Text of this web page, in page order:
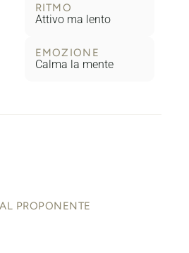
RITMO
Attivo ma lento
EMOZIONE
Calma la mente
PROPONENTE